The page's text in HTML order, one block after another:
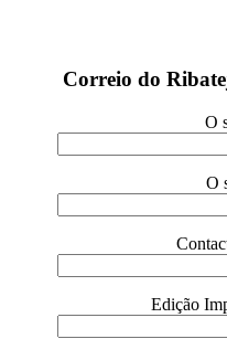
Correio do
O
O
Edição